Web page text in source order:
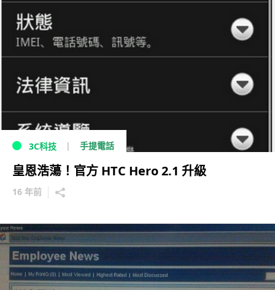
3C科技 手提電話
皇恩浩蕩！官方 HTC Hero 2.1 升級
16 年前